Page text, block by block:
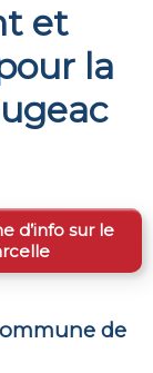
et
la
d’info sur le
de